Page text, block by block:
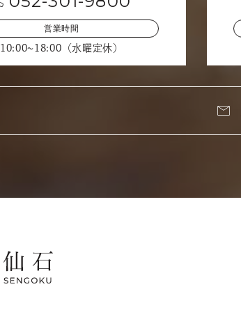
営業時間
10:00~18:00（水曜定休）